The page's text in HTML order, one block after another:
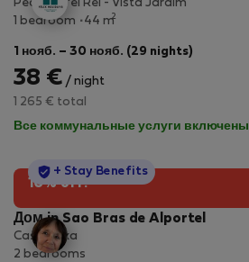
Pedras D'el Rei - Vista Jardim
1 bedroom
44 m2
1 нояб. – 30 нояб. (29 nights)
38 € / night
1 265 € total
Все коммунальные услуги включены
10% off!
StayProtection
+ Stay Benefits
Дом in Sao Bras de Alportel
Casa Roxa
2 bedrooms